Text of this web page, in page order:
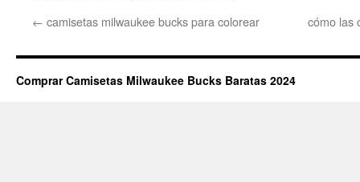
← camisetas milwaukee bucks para colorear cómo las
Comprar Camisetas Milwaukee Bucks Baratas 2024